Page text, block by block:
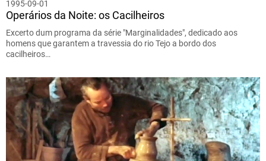
1995-09-01
Operários da Noite: os Cacilheiros
Excerto dum programa da série "Marginalidades", dedicado aos
homens que garantem a travessia do rio Tejo a bordo dos
cacilheiros…